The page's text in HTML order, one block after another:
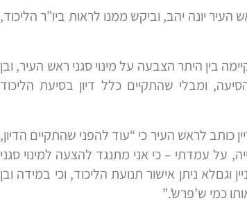
יונה יהב, וביקש ממנו לראות ביו”ר הליכוד,
בין היתר הצבעה על מינוי סגני ראש העיר, ובן
ומבלי שהתקיים כלל דיון בסיעת הליכוד
כותב לראש העיר כי “עוד להפני שהתקיים הדיון,
על עמדתי – כי אני מתנגד להצעה למינוי סגני
ניתן אישור תנועת הליכוד, וכי במידה ובן
כמי ש’פרש’.”